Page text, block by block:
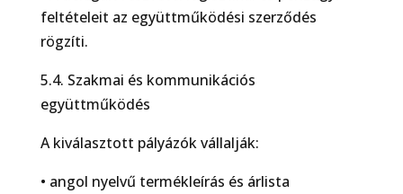
feltételeit az együttműködési szerződés
rögzíti.
5.4. Szakmai és kommunikációs
együttműködés
A kiválasztott pályázók vállalják:
• angol nyelvű termékleírás és árlista